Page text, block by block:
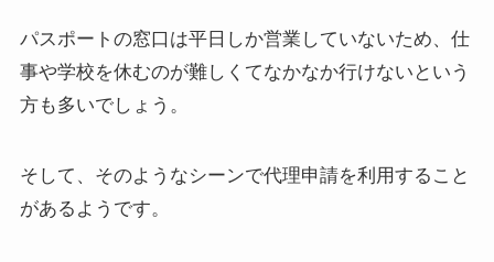
パスポートの窓口は平日しか営業していないため、仕
事や学校を休むのが難しくてなかなか行けないという
方も多いでしょう。
そして、そのようなシーンで代理申請を利用すること
があるようです。